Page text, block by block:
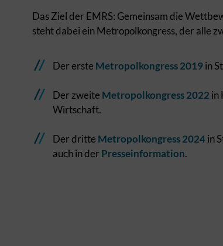
Das Ziel der EMRS: Gemeinsam die
steht dabei ein Metropolkongress, der alle
Der erste Metropolkongress 2019in
Der zweite Metropolkongress 2022 in
Wirtschaft.
Der dritte Metropolkongress 2024in
auch in derPresseinformation.